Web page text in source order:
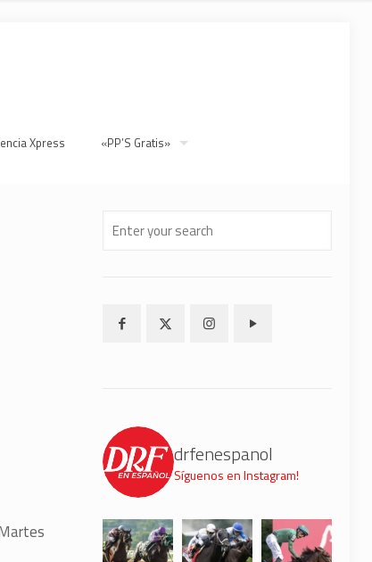
Xpress «PP’S Gratis»
drfenespanol
Síguenos en Instagram!